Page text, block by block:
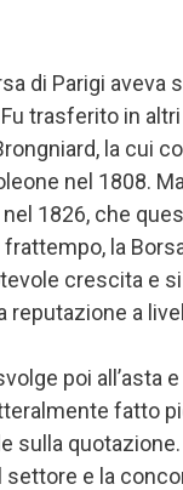
di Parigi aveva
trasferito in
la cui
nel 1808.
1826, che
la
crescita e
reputazione a
poi all’asta
fatto
sulla
settore e la